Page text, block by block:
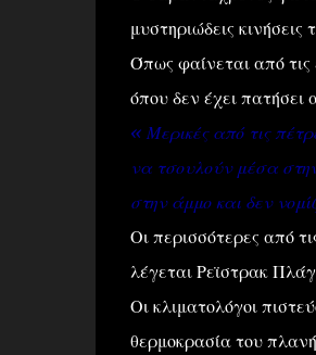
μυστηριώδεις κινήσεις
Όπως φαίνεται από
όπου δεν έχει πατήσει
« Μερικές από τις
να τσουλούν μέσα
στην άμμο και δεν
Οι περισσότερες από
λέγεται Ρεϊστρακ
Οι κλιματολόγοι
θερμοκρασία του